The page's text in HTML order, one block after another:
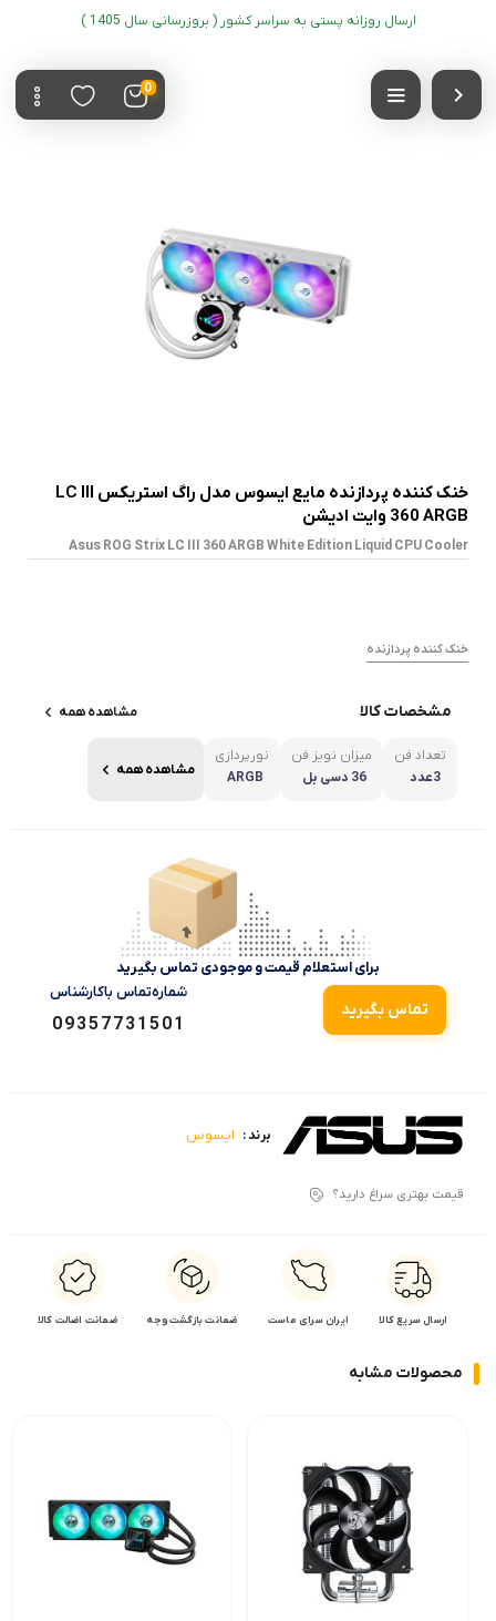
ارسال روزانه پستی به سراسر کشور ( بروزرسانی سال 1405 )
0
خنک کننده پردازنده مایع ایسوس مدل راگ استریکس LC III
360 ARGB وایت ادیشن
Asus ROG Strix LC III 360 ARGB White Edition Liquid CPU Cooler
خنک کننده پردازنده
مشخصات کالا مشاهده همه
تعداد فن
3عدد
میزان نویز فن
36 دسی بل
نورپردازی
ARGB
مشاهده همه
برای استعلام قیمت و موجودی تماس بگیرید
تماس بگیرید
شماره‌تماس‌ با‌کارشناس
09357731501
برند : ایسوس
قیمت بهتری سراغ دارید؟
ارسال سریع کالا ایران سرای ماست ضمانت بازگشت وجه ضمانت اضالت کالا
محصولات مشابه